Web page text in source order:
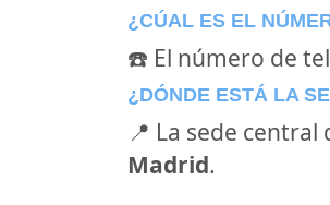
¿CÚAL ES EL
☎️ El número de
¿DÓNDE ESTÁ LA
📍 La sede central
Madrid.